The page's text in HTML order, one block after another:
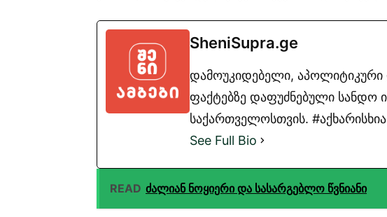
SheniSupra.ge
დამოუკიდებელი,
ფაქტებზე დაფუძნებული სანდო
საქართველოსთვის.
See Full Bio
READ ძალიან ნოყიერი და სასარგებლო წვნიანი